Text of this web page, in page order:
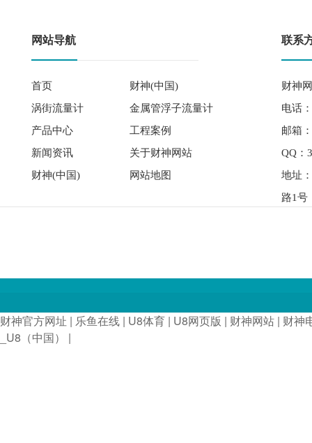
网站导航
首页
财神(中国)
涡街流量计
金属管浮子流量计
产品中心
工程案例
新闻资讯
关于财神网站
财神(中国)
网站地图
联系
财神
电话
邮箱
QQ：
地址
路1号
财神官方网址 | 乐鱼在线 | U8体育 | U8网页版 | 财神网站 | 财神
_U8（中国）
|